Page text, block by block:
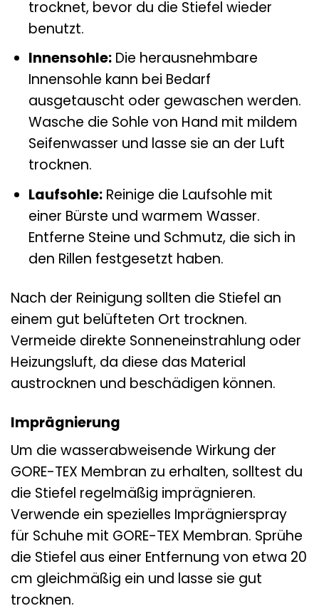
trocknet, bevor du die Stiefel wieder
benutzt.
Innensohle:Die herausnehmbare
Innensohle kann bei Bedarf
ausgetauscht oder gewaschen werden.
Wasche die Sohle von Hand mit mildem
Seifenwasser und lasse sie an der Luft
trocknen.
Laufsohle:Reinige die Laufsohle mit
einer Bürste und warmem Wasser.
Entferne Steine und Schmutz, die sich in
den Rillen festgesetzt haben.
Nach der Reinigung sollten die Stiefel an
einem gut belüfteten Ort trocknen.
Vermeide direkte Sonneneinstrahlung oder
Heizungsluft, da diese das Material
austrocknen und beschädigen können.
Imprägnierung
Um die wasserabweisende Wirkung der
GORE-TEX Membran zu erhalten, solltest du
die Stiefel regelmäßig imprägnieren.
Verwende ein spezielles Imprägnierspray
für Schuhe mit GORE-TEX Membran. Sprühe
die Stiefel aus einer Entfernung von etwa 20
cm gleichmäßig ein und lasse sie gut
trocknen.